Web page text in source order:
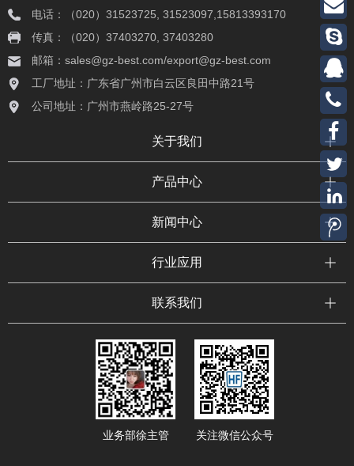
电话：（020）31523725, 31523097,15813393170
传真：（020）37403270, 37403280
邮箱：sales@gz-best.com/export@gz-best.com
工厂地址：广东省广州市白云区良田中路21号
公司地址：广州市燕岭路25-27号
关于我们
产品中心
新闻中心
行业应用
联系我们
业务部徐主管 关注微信公众号